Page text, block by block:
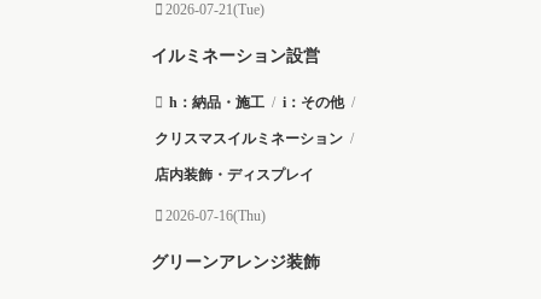
2026-07-21(Tue)
イルミネーション設営
h：納品・施工 / i：その他 /
クリスマスイルミネーション /
店内装飾・ディスプレイ
2026-07-16(Thu)
グリーンアレンジ装飾